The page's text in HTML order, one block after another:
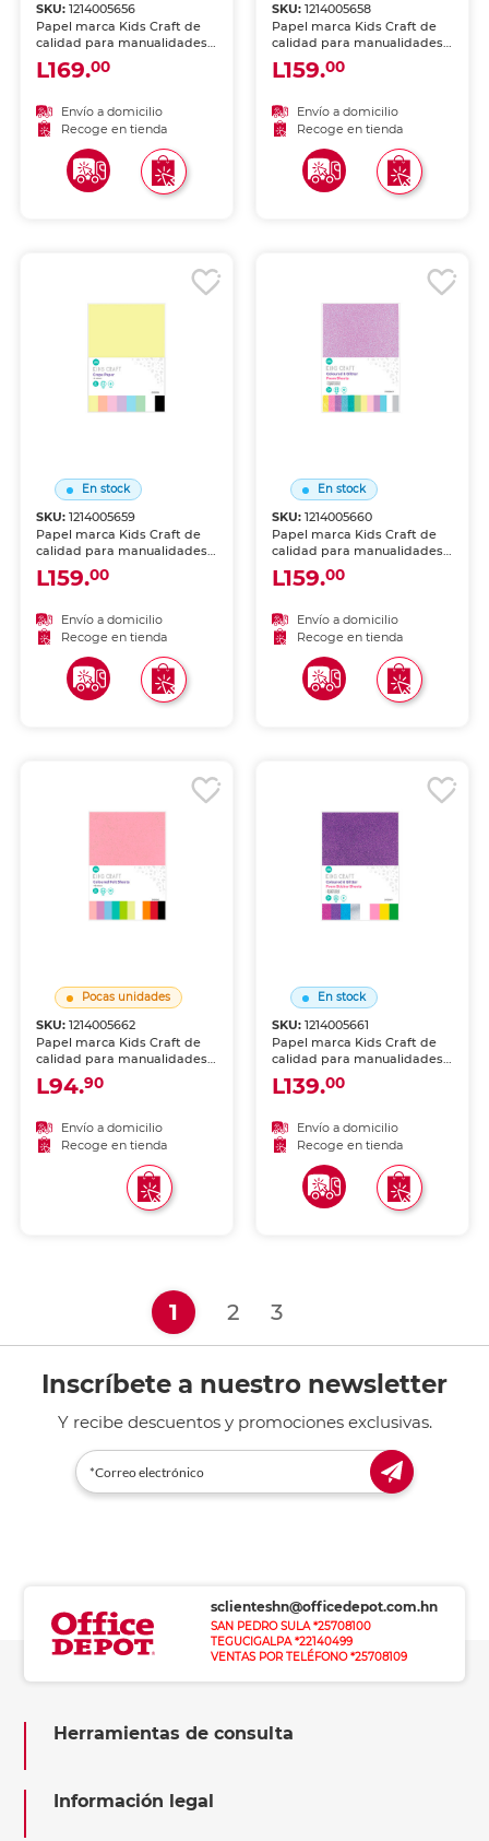
SKU:1214005656
Papel marca Kids Craft de
calidad para manualidades,
impresión o trabajo creativo.
Hojas uniformes, ideales
L169.00
Envío a domicilio
Recoge en tienda
SKU: 1214005658
Papel marca Kids Craft de
calidad para manualidades,
impresión o trabajo creativo.
Hojas uniformes, ideales
L159.00
Envío a domicilio
Recoge en tienda
En stock
SKU:1214005659
Papel marca Kids Craft de
calidad para manualidades,
impresión o trabajo creativo.
Hojas uniformes, ideales
L159.00
Envío a domicilio
Recoge en tienda
En stock
SKU: 1214005660
Papel marca Kids Craft de
calidad para manualidades,
impresión o trabajo creativo.
Hojas uniformes, ideales
L159.00
Envío a domicilio
Recoge en tienda
Pocas unidades
SKU:1214005662
Papel marca Kids Craft de
calidad para manualidades,
impresión o trabajo creativo.
Hojas uniformes, ideales
L94.90
Envío a domicilio
Recoge en tienda
En stock
SKU: 1214005661
Papel marca Kids Craft de
calidad para manualidades,
impresión o trabajo creativo.
Hojas uniformes, ideales
L139.00
Envío a domicilio
Recoge en tienda
1 (current)
2 3
Inscríbete a nuestro newsletter
Y recibe descuentos y promociones exclusivas.
sclienteshn@officedepot.com.hn
SAN PEDRO SULA *25708100
TEGUCIGALPA *22140499
VENTAS POR TELÉFONO *25708109
Herramientas de consulta
Información legal